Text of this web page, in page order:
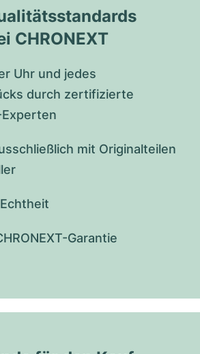
CHRONEXT
Uhr und jedes
durch zertifizierte
Experten
mit Originalteilen
Garantie